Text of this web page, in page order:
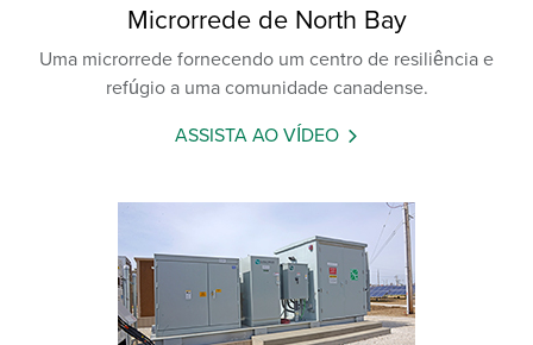
Microrrede de North Bay
Uma microrrede fornecendo um centro de resiliência e
refúgio a uma comunidade canadense.
ASSISTA AO VÍDEO